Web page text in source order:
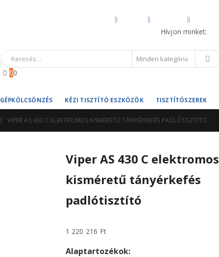
Hívjon minket:
00
GÉPKÖLCSÖNZÉS KÉZI TISZTÍTÓ ESZKÖZÖK TISZTÍTÓSZEREK
VIPER AS 430 C ELEKTROMOS KISMÉRETŰ TÁNYÉRKEFÉS PADLÓTISZTÍTÓ
Viper AS 430 C elektromos
kisméretű tányérkefés
padlótisztító
1 220 216 Ft
Alaptartozékok: